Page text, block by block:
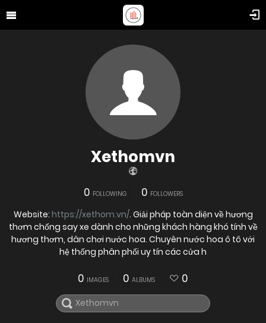
Xethomvn
0 FOLLOWING 0 FOLLOWERS
Website: https://xethom.vn/. Giải pháp toàn diện về hương
thơm chống say xe dành cho những khách hàng khó tính về
hương thơm, dân chơi nước hoa. Chuyên nước hoa ô tô với
hệ thống phân phối uy tín các cửa h
0 IMAGES 0 ALBUMS 0